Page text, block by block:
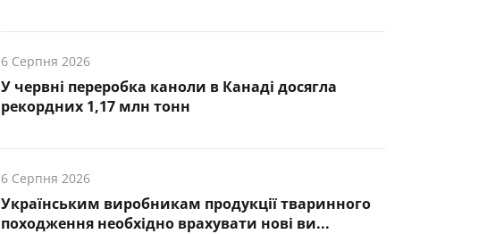
6 Серпня 2026
У червні переробка каноли в Канаді досягла
рекордних 1,17 млн тонн
6 Серпня 2026
Українським виробникам продукції тваринного
походження необхідно врахувати нові ви...